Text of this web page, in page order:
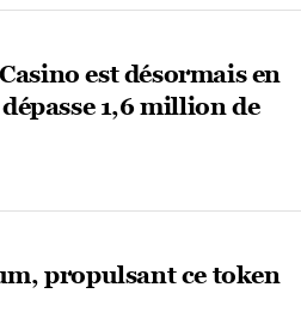
est désormais en
1,6 million de
propulsant ce token